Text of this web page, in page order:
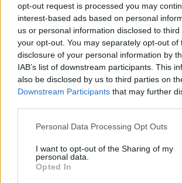
opt-out request is processed you may
interest-based ads based on personal
us or personal information disclosed to
your opt-out. You may separately opt-out of
disclosure of your personal information by
IAB’s list of downstream participants. This
also be disclosed by us to third parties on
Downstream Participants that may further
Personal Data Processing Opt Outs
I want to opt-out of the Sharing of my
personal data.
Opted In